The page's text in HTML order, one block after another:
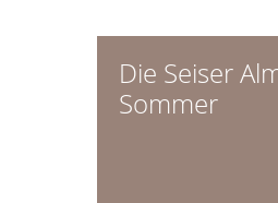
Die Seiser
Sommer